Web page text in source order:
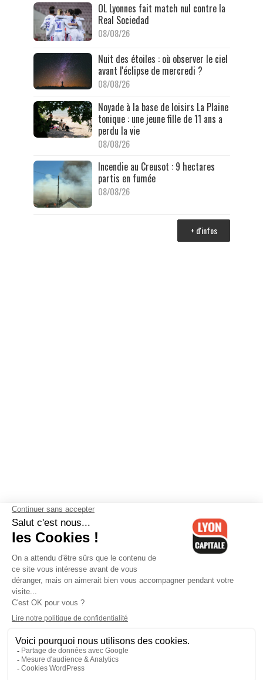
OL Lyonnes fait match nul contre la
Real Sociedad
08/08/26
Nuit des étoiles : où observer le ciel
avant l'éclipse de mercredi ?
08/08/26
Noyade à la base de loisirs La Plaine
tonique : une jeune fille de 11 ans a
perdu la vie
08/08/26
Incendie au Creusot : 9 hectares
partis en fumée
08/08/26
+ d'infos
Contactez-nous-Mentions légales-CGV-Politique de
confidentialité-Gestion des cookies